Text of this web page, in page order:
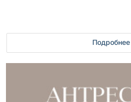
Подробнее